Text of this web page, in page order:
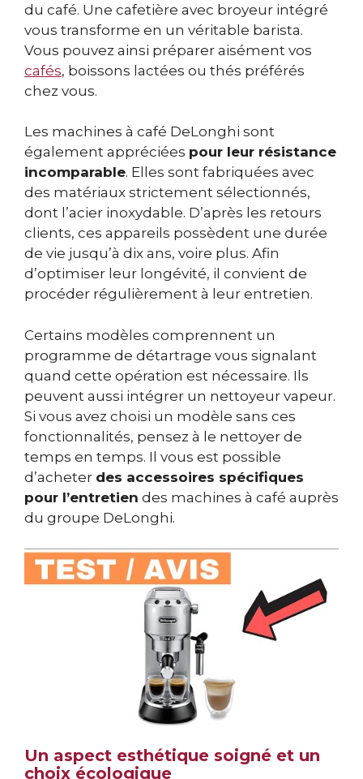
du café. Une cafetière avec broyeur intégré
vous transforme en un véritable barista.
Vous pouvez ainsi préparer aisément vos
cafés, boissons lactées ou thés préférés
chez vous.
Les machines à café DeLonghi sont
également appréciées pour leur résistance
incomparable. Elles sont fabriquées avec
des matériaux strictement sélectionnés,
dont l’acier inoxydable. D’après les retours
clients, ces appareils possèdent une durée
de vie jusqu’à dix ans, voire plus. Afin
d’optimiser leur longévité, il convient de
procéder régulièrement à leur entretien.
Certains modèles comprennent un
programme de détartrage vous signalant
quand cette opération est nécessaire. Ils
peuvent aussi intégrer un nettoyeur vapeur.
Si vous avez choisi un modèle sans ces
fonctionnalités, pensez à le nettoyer de
temps en temps. Il vous est possible
d’acheter des accessoires spécifiques
pour l’entretien des machines à café auprès
du groupe DeLonghi.
Un aspect esthétique soigné et un
choix écologique